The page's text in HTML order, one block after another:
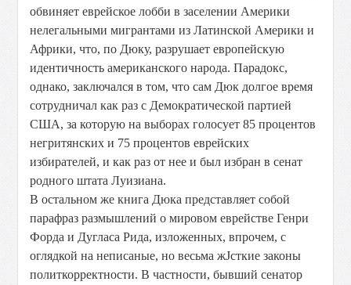
обвиняет еврейское лобби в заселении Америки
нелегальными мигрантами из Латинской Америки и
Африки, что, по Дюку, разрушает европейскую
идентичность американского народа. Парадокс,
однако, заключался в том, что сам Дюк долгое время
сотрудничал как раз с Демократической партией
США, за которую на выборах голосует 85 процентов
негритянских и 75 процентов еврейских
избирателей, и как раз от нее и был избран в сенат
родного штата Луизиана.
В остальном же книга Дюка представляет собой
парафраз размышлений о мировом еврействе Генри
Форда и Дугласа Рида, изложенных, впрочем, с
оглядкой на неписаные, но весьма жЈсткие законы
политкорректности. В частности, бывший сенатор